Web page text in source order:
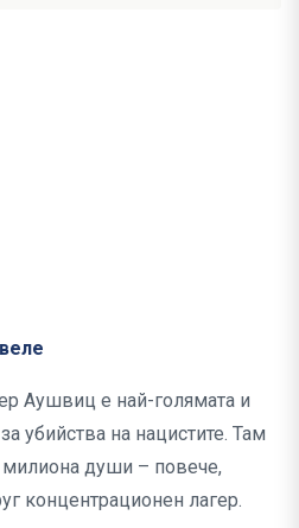
Аушвиц е най-голямата и
убийства на нацистите. Там
милиона души – повече,
концентрационен лагер.